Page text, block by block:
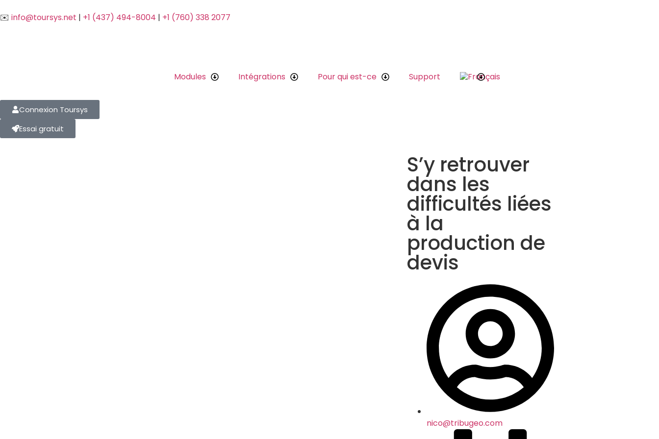
✉️ info@toursys.net | +1 (437) 494-8004 | +1 (760) 338 2077
Modules Intégrations Pour qui est-ce Support
Connexion Toursys
Essai gratuit
S’y retrouver
dans les
difficultés liées
à la
production de
devis
nico@tribugeo.com